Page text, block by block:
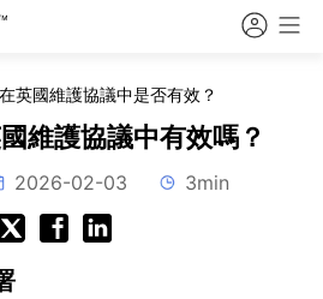
英國維護協議中是否有效？
維護協議中有效嗎？
2026-02-03 3min